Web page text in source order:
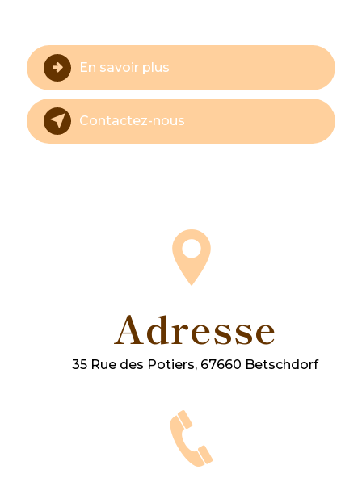
En savoir plus
Contactez-nous
Adresse
35 Rue des Potiers, 67660 Betschdorf